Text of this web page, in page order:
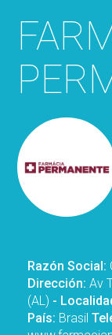
Razón Social:
Dirección:Av
(AL) -
País: Brasil